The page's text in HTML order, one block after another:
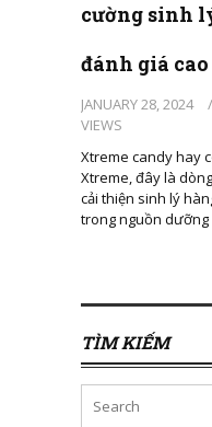
cường sinh
đánh giá
JANUARY 28, 2024 /
VIEWS
Xtreme candy hay
Xtreme, đây là
cải thiện sinh lý
trong nguồn
TÌM KIẾM